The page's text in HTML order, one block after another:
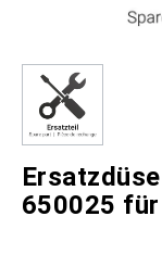
650025 für